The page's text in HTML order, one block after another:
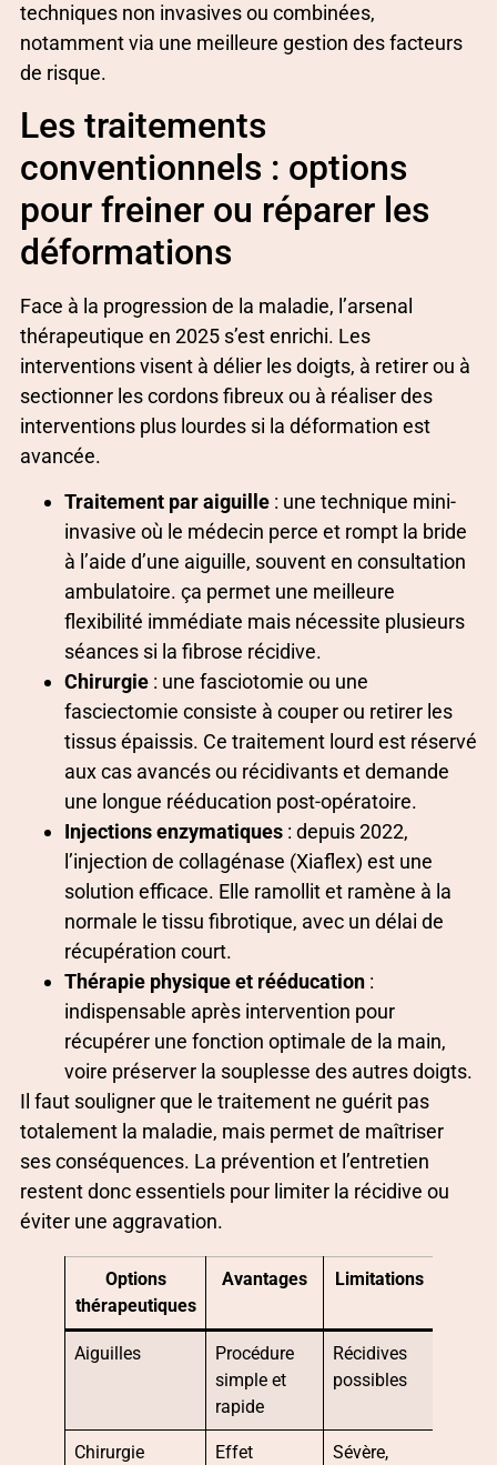
techniques non invasives ou combinées,
notamment via une meilleure gestion des facteurs
de risque.
Les traitements
conventionnels : options
pour freiner ou réparer les
déformations
Face à la progression de la maladie, l’arsenal
thérapeutique en 2025 s’est enrichi. Les
interventions visent à délier les doigts, à retirer ou à
sectionner les cordons fibreux ou à réaliser des
interventions plus lourdes si la déformation est
avancée.
Traitement par aiguille : une technique mini-
invasive où le médecin perce et rompt la bride
à l’aide d’une aiguille, souvent en consultation
ambulatoire. ça permet une meilleure
flexibilité immédiate mais nécessite plusieurs
séances si la fibrose récidive.
Chirurgie : une fasciotomie ou une
fasciectomie consiste à couper ou retirer les
tissus épaissis. Ce traitement lourd est réservé
aux cas avancés ou récidivants et demande
une longue rééducation post-opératoire.
Injections enzymatiques : depuis 2022,
l’injection de collagénase (Xiaflex) est une
solution efficace. Elle ramollit et ramène à la
normale le tissu fibrotique, avec un délai de
récupération court.
Thérapie physique et rééducation :
indispensable après intervention pour
récupérer une fonction optimale de la main,
voire préserver la souplesse des autres doigts.
Il faut souligner que le traitement ne guérit pas
totalement la maladie, mais permet de maîtriser
ses conséquences. La prévention et l’entretien
restent donc essentiels pour limiter la récidive ou
éviter une aggravation.
Options
thérapeutiques
Avantages Limitations
Aiguilles
Procédure
simple et
rapide
Récidives
possibles
Chirurgie
Effet
Sévère,